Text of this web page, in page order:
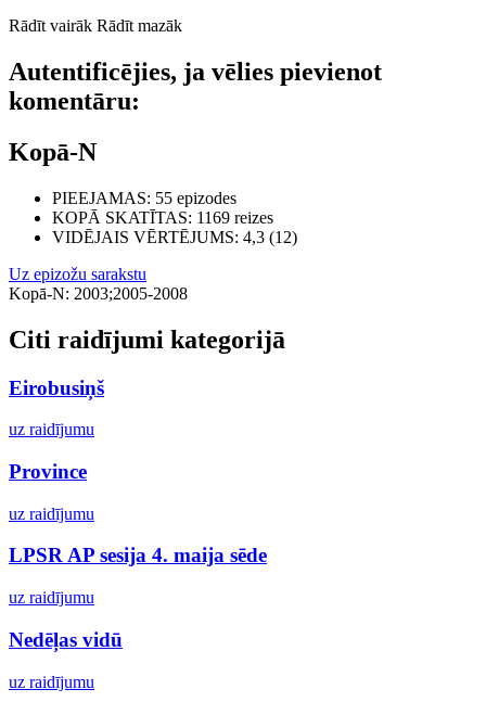
Rādīt vairāk Rādīt mazāk
Autentificējies, ja vēlies pievienot
komentāru:
Kopā-N
PIEEJAMAS: 55 epizodes
KOPĀ SKATĪTAS: 1169 reizes
VIDĒJAIS VĒRTĒJUMS: 4,3 (12)
Uz epizožu sarakstu
Kopā-N: 2003;2005-2008
Citi raidījumi kategorijā
Eirobusiņš
uz raidījumu
Province
uz raidījumu
LPSR AP sesija 4. maija sēde
uz raidījumu
Nedēļas vidū
uz raidījumu